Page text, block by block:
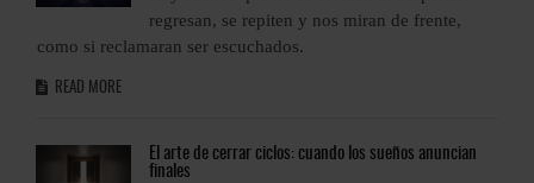
regresan, se repiten y nos miran de frente,
como si reclamaran ser escuchados.
READ MORE
El arte de cerrar ciclos: cuando los sueños anuncian
finales